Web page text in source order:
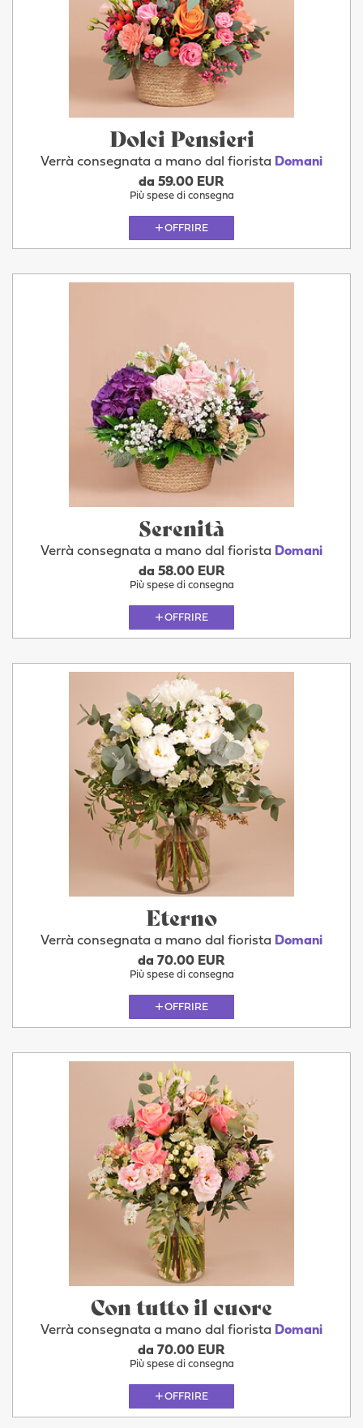
Dolci Pensieri
Verrà consegnata a mano dal fiorista Domani
da 59.00 EUR
Più spese di consegna
OFFRIRE
Serenità
Verrà consegnata a mano dal fiorista Domani
da 58.00 EUR
Più spese di consegna
OFFRIRE
Eterno
Verrà consegnata a mano dal fiorista Domani
da 70.00 EUR
Più spese di consegna
OFFRIRE
Con tutto il cuore
Verrà consegnata a mano dal fiorista Domani
da 70.00 EUR
Più spese di consegna
OFFRIRE